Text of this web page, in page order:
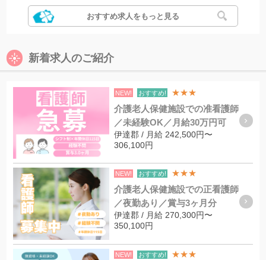
おすすめ求人をもっと見る
新着求人のご紹介
NEW! おすすめ! ★★★
介護老人保健施設での准看護師
／未経験OK／月給30万円可
伊達郡 / 月給 242,500円〜
306,100円
NEW! おすすめ! ★★★
介護老人保健施設での正看護師
／夜勤あり／賞与3ヶ月分
伊達郡 / 月給 270,300円〜
350,100円
NEW! おすすめ! ★★★